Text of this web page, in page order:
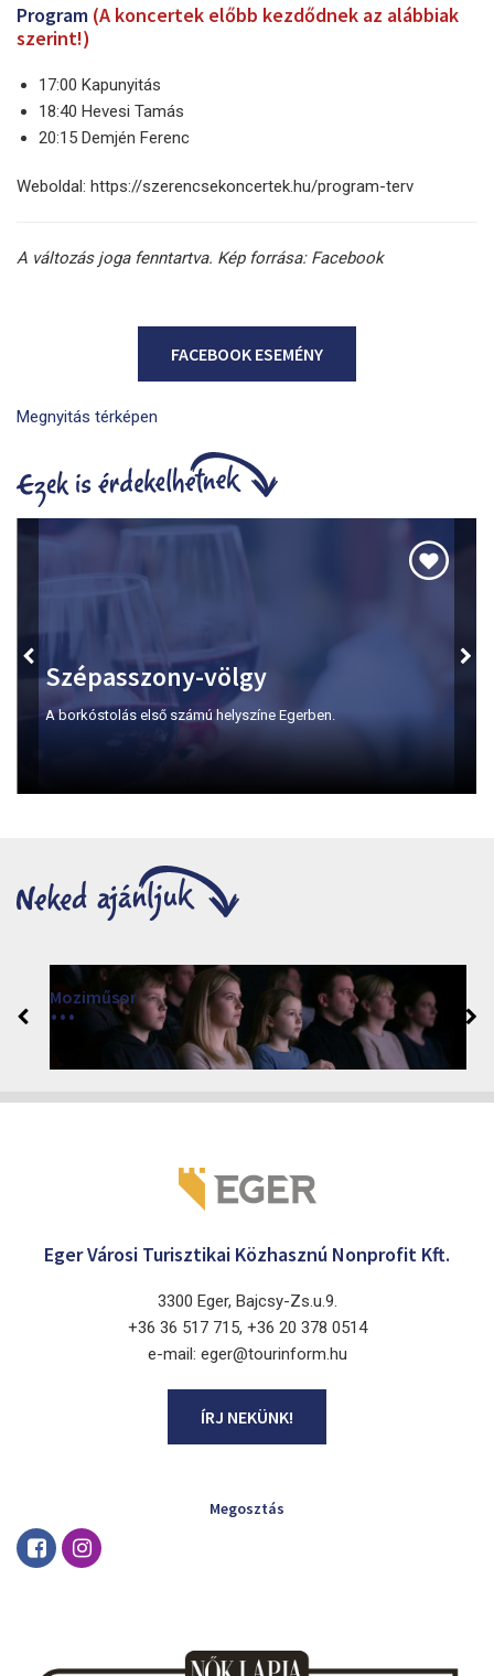
Program (A koncertek előbb kezdődnek az alábbiak
szerint!)
17:00 Kapunyitás
18:40 Hevesi Tamás
20:15 Demjén Ferenc
Weboldal: https://szerencsekoncertek.hu/program-terv
A változás joga fenntartva. Kép forrása: Facebook
FACEBOOK ESEMÉNY
Megnyitás térképen
Szépasszony-völgy
A borkóstolás első számú helyszíne Egerben.
Moziműsor
Cinema Agria, Eger 3300, Törvényház utca 4.
Eger Városi Turisztikai Közhasznú Nonprofit Kft.
3300 Eger, Bajcsy-Zs.u.9.
+36 36 517 715, +36 20 378 0514
e-mail: eger@tourinform.hu
ÍRJ NEKÜNK!
Megosztás